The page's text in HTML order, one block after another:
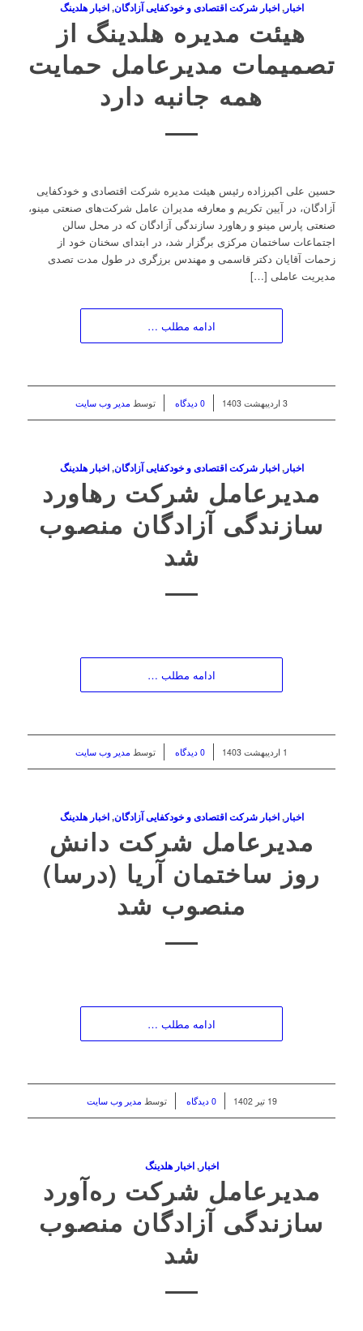
اخبار,اخبار شرکت اقتصادی و خودکفایی آزادگان,اخبار هلدینگ
هیئت مدیره هلدینگ از
تصمیمات مدیرعامل حمایت
همه جانبه دارد
حسین علی اکبرزاده رئیس هیئت مدیره شرکت اقتصادی و خودکفایی
آزادگان، در آیین تکریم و معارفه مدیران عامل شرکت‌های صنعتی مینو،
صنعتی پارس مینو و رهاورد سازندگی آزادگان که در محل سالن
اجتماعات ساختمان مرکزی برگزار شد، در ابتدای سخنان خود از
زحمات آقایان دکتر قاسمی و مهندس برزگری در طول مدت تصدی
مدیریت عاملی […]
ادامه مطلب …
3 اردیبهشت 1403 / 0 دیدگاه توسط مدیر وب سایت
اخبار,اخبار شرکت اقتصادی و خودکفایی آزادگان,اخبار هلدینگ
مدیرعامل شرکت رهاورد
سازندگی آزادگان منصوب
شد
ادامه مطلب …
1 اردیبهشت 1403 / 0 دیدگاه توسط مدیر وب سایت
اخبار,اخبار شرکت اقتصادی و خودکفایی آزادگان,اخبار هلدینگ
مدیرعامل شرکت دانش
روز ساختمان آریا (درسا)
منصوب شد
ادامه مطلب …
19 تیر 1402/ 0 دیدگاه توسط مدیر وب سایت
اخبار,اخبار هلدینگ
مدیرعامل شرکت ره‌آورد
سازندگی آزادگان منصوب
شد